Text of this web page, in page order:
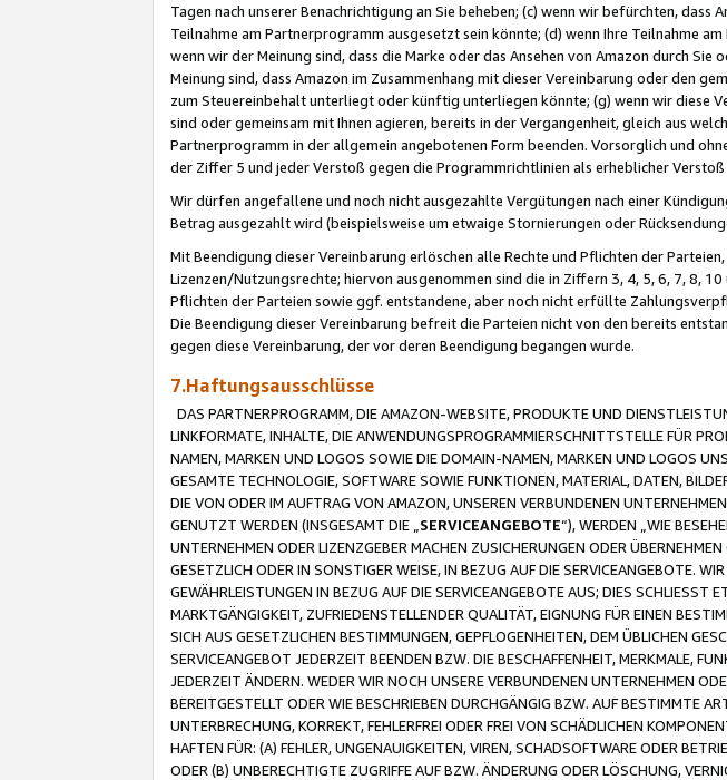
Tagen nach unserer Benachrichtigung an Sie beheben; (c) wenn wir befürchten,
Teilnahme am Partnerprogramm ausgesetzt sein könnte; (d) wenn Ihre Teilnahme
wenn wir der Meinung sind, dass die Marke oder das Ansehen von Amazon durch
Meinung sind, dass Amazon im Zusammenhang mit dieser Vereinbarung oder den
zum Steuereinbehalt unterliegt oder künftig unterliegen könnte; (g) wenn wir diese
sind oder gemeinsam mit Ihnen agieren, bereits in der Vergangenheit, gleich aus
Partnerprogramm in der allgemein angebotenen Form beenden. Vorsorglich und
der Ziffer 5 und jeder Verstoß gegen die Programmrichtlinien als erheblicher Verstoß
Wir dürfen angefallene und noch nicht ausgezahlte Vergütungen nach einer
Betrag ausgezahlt wird (beispielsweise um etwaige Stornierungen oder
Mit Beendigung dieser Vereinbarung erlöschen alle Rechte und Pflichten der
Lizenzen/Nutzungsrechte; hiervon ausgenommen sind die in Ziffern 3, 4, 5, 6, 7, 8,
Pflichten der Parteien sowie ggf. entstandene, aber noch nicht erfüllte
Die Beendigung dieser Vereinbarung befreit die Parteien nicht von den bereits
gegen diese Vereinbarung, der vor deren Beendigung begangen wurde.
7.Haftungsausschlüsse
DAS PARTNERPROGRAMM, DIE AMAZON-WEBSITE, PRODUKTE UND
LINKFORMATE, INHALTE, DIE ANWENDUNGSPROGRAMMIERSCHNITTSTELLE FÜR
NAMEN, MARKEN UND LOGOS SOWIE DIE DOMAIN-NAMEN, MARKEN UND LOGOS
GESAMTE TECHNOLOGIE, SOFTWARE SOWIE FUNKTIONEN, MATERIAL, DATEN,
DIE VON ODER IM AUFTRAG VON AMAZON, UNSEREN VERBUNDENEN
GENUTZT WERDEN (INSGESAMT DIE „ SERVICEANGEBOTE“), WERDEN „WIE
UNTERNEHMEN ODER LIZENZGEBER MACHEN ZUSICHERUNGEN ODER
GESETZLICH ODER IN SONSTIGER WEISE, IN BEZUG AUF DIE SERVICEANGEBOTE.
GEWÄHRLEISTUNGEN IN BEZUG AUF DIE SERVICEANGEBOTE AUS; DIES SCHLIESST
MARKTGÄNGIGKEIT, ZUFRIEDENSTELLENDER QUALITÄT, EIGNUNG FÜR EINEN
SICH AUS GESETZLICHEN BESTIMMUNGEN, GEPFLOGENHEITEN, DEM ÜBLICHEN
SERVICEANGEBOT JEDERZEIT BEENDEN BZW. DIE BESCHAFFENHEIT, MERKMALE,
JEDERZEIT ÄNDERN. WEDER WIR NOCH UNSERE VERBUNDENEN UNTERNEHMEN
BEREITGESTELLT ODER WIE BESCHRIEBEN DURCHGÄNGIG BZW. AUF BESTIMMTE
UNTERBRECHUNG, KORREKT, FEHLERFREI ODER FREI VON SCHÄDLICHEN
HAFTEN FÜR: (A) FEHLER, UNGENAUIGKEITEN, VIREN, SCHADSOFTWARE ODER
ODER (B) UNBERECHTIGTE ZUGRIFFE AUF BZW. ÄNDERUNG ODER LÖSCHUNG,